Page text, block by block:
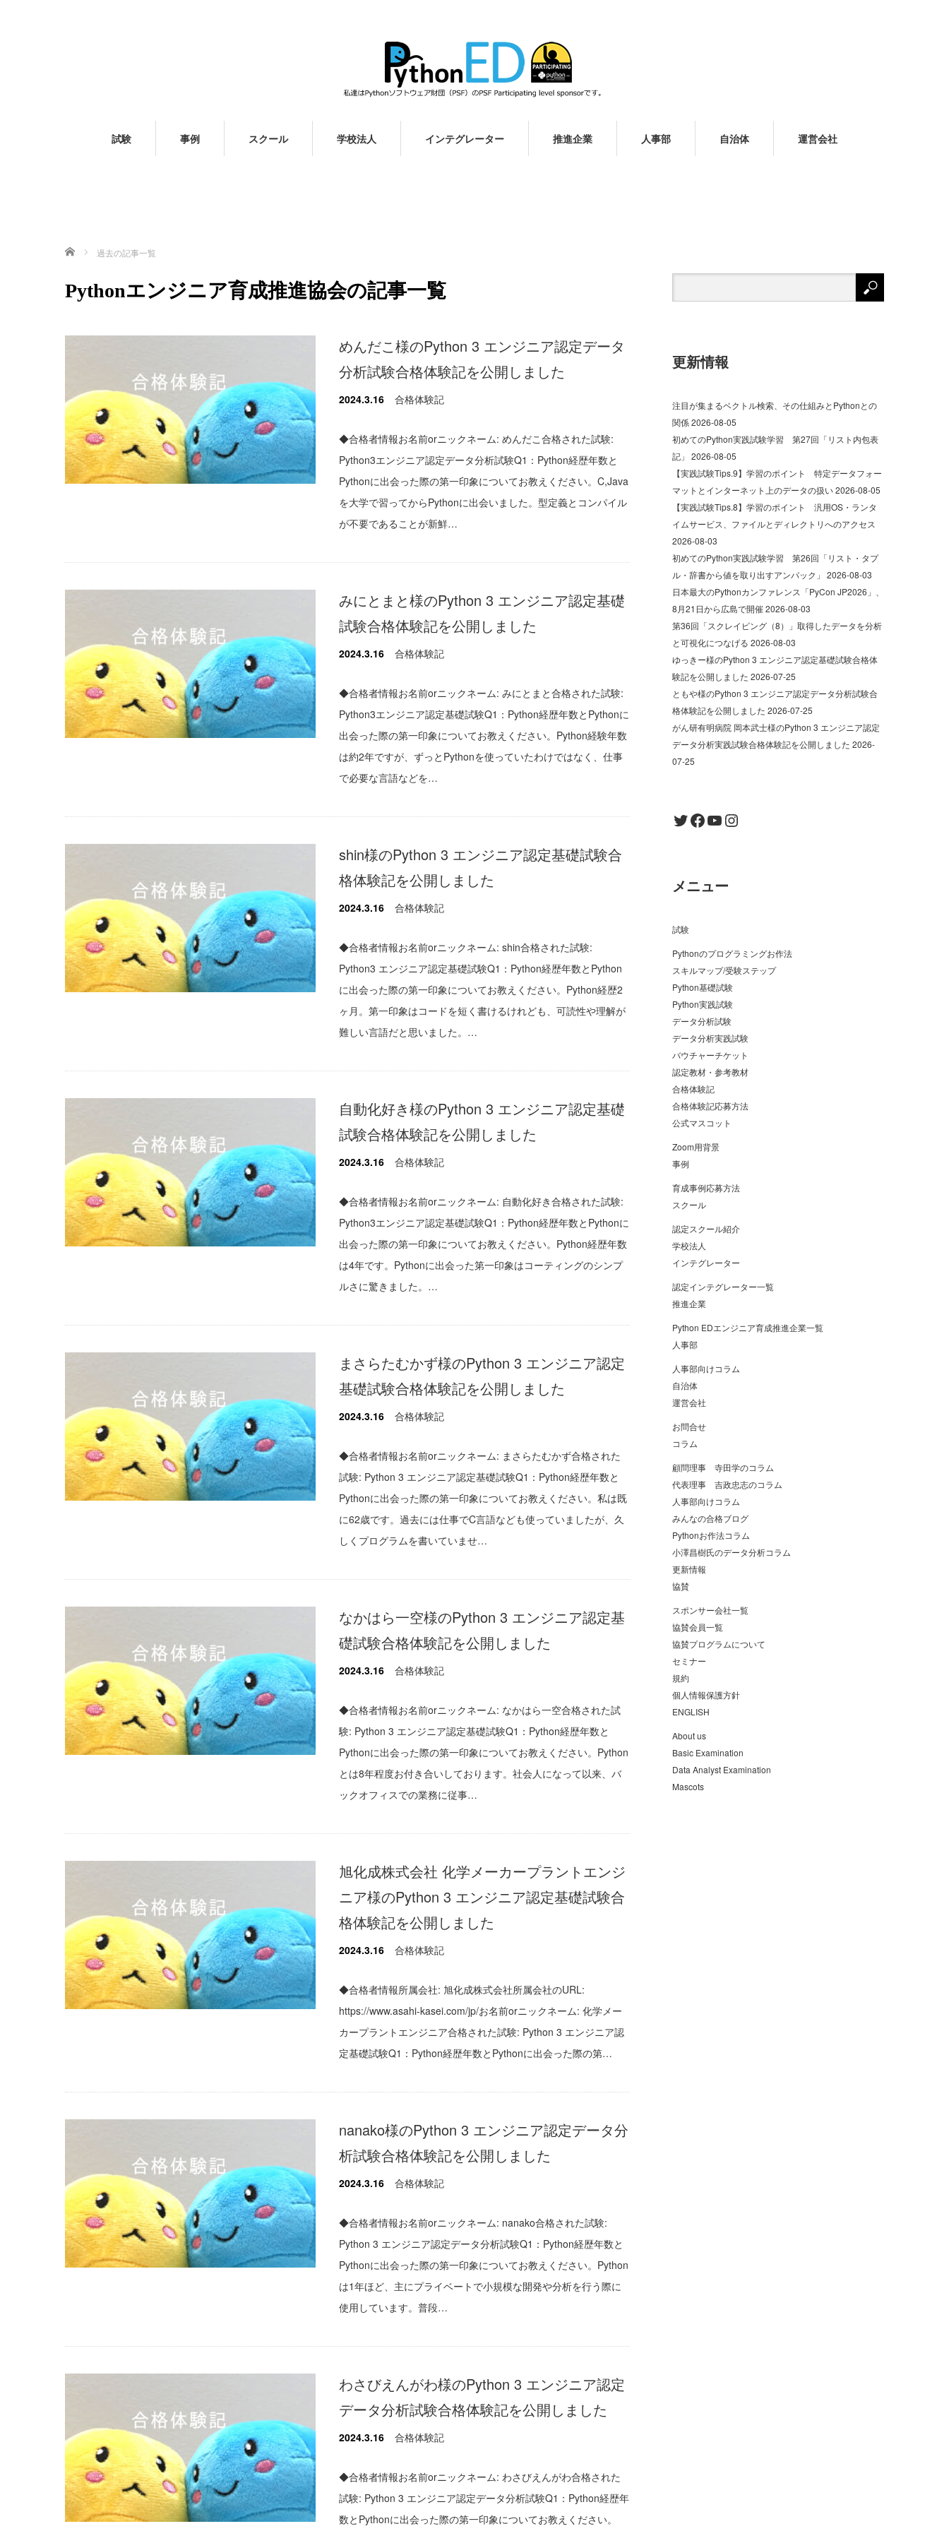
試験 事例 スクール 学校法人 インテグレーター 推進企業 人事部 自治体 運営会社
ホーム 過去の記事一覧
Pythonエンジニア育成推進協会の記事一覧
めんだこ様のPython 3 エンジニア認定データ
分析試験合格体験記を公開しました
2024.3.16 合格体験記
◆合格者情報お名前orニックネーム: めんだこ合格された試験:
Python3エンジニア認定データ分析試験Q1：Python経歴年数と
Pythonに出会った際の第一印象についてお教えください。C,Java
を大学で習ってからPythonに出会いました。型定義とコンパイル
が不要であることが新鮮…
みにとまと様のPython 3 エンジニア認定基礎
試験合格体験記を公開しました
2024.3.16 合格体験記
◆合格者情報お名前orニックネーム: みにとまと合格された試験:
Python3エンジニア認定基礎試験Q1：Python経歴年数とPythonに
出会った際の第一印象についてお教えください。Python経験年数
は約2年ですが、ずっとPythonを使っていたわけではなく、仕事
で必要な言語などを…
shin様のPython 3 エンジニア認定基礎試験合
格体験記を公開しました
2024.3.16 合格体験記
◆合格者情報お名前orニックネーム: shin合格された試験:
Python3 エンジニア認定基礎試験Q1：Python経歴年数とPython
に出会った際の第一印象についてお教えください。Python経歴2
ヶ月。第一印象はコードを短く書けるけれども、可読性や理解が
難しい言語だと思いました。…
自動化好き様のPython 3 エンジニア認定基礎
試験合格体験記を公開しました
2024.3.16 合格体験記
◆合格者情報お名前orニックネーム: 自動化好き合格された試験:
Python3エンジニア認定基礎試験Q1：Python経歴年数とPythonに
出会った際の第一印象についてお教えください。Python経歴年数
は4年です。Pythonに出会った第一印象はコーティングのシンプ
ルさに驚きました。…
まさらたむかず様のPython 3 エンジニア認定
基礎試験合格体験記を公開しました
2024.3.16 合格体験記
◆合格者情報お名前orニックネーム: まさらたむかず合格された
試験: Python 3 エンジニア認定基礎試験Q1：Python経歴年数と
Pythonに出会った際の第一印象についてお教えください。私は既
に62歳です。過去には仕事でC言語なども使っていましたが、久
しくプログラムを書いていませ…
なかはら一空様のPython 3 エンジニア認定基
礎試験合格体験記を公開しました
2024.3.16 合格体験記
◆合格者情報お名前orニックネーム: なかはら一空合格された試
験: Python 3 エンジニア認定基礎試験Q1：Python経歴年数と
Pythonに出会った際の第一印象についてお教えください。Python
とは8年程度お付き合いしております。社会人になって以来、バ
ックオフィスでの業務に従事…
旭化成株式会社 化学メーカープラントエンジ
ニア様のPython 3 エンジニア認定基礎試験合
格体験記を公開しました
2024.3.16 合格体験記
◆合格者情報所属会社: 旭化成株式会社所属会社のURL:
https://www.asahi-kasei.com/jp/お名前orニックネーム: 化学メー
カープラントエンジニア合格された試験: Python 3 エンジニア認
定基礎試験Q1：Python経歴年数とPythonに出会った際の第…
nanako様のPython 3 エンジニア認定データ分
析試験合格体験記を公開しました
2024.3.16 合格体験記
◆合格者情報お名前orニックネーム: nanako合格された試験:
Python 3 エンジニア認定データ分析試験Q1：Python経歴年数と
Pythonに出会った際の第一印象についてお教えください。Python
は1年ほど、主にプライベートで小規模な開発や分析を行う際に
使用しています。普段…
わさびえんがわ様のPython 3 エンジニア認定
データ分析試験合格体験記を公開しました
2024.3.16 合格体験記
◆合格者情報お名前orニックネーム: わさびえんがわ合格された
試験: Python 3 エンジニア認定データ分析試験Q1：Python経歴年
数とPythonに出会った際の第一印象についてお教えください。
更新情報
注目が集まるベクトル検索、その仕組みとPythonとの
関係2026-08-05
初めてのPython実践試験学習 第27回「リスト内包表
記」 2026-08-05
【実践試験Tips.9】学習のポイント 特定データフォー
マットとインターネット上のデータの扱い2026-08-05
【実践試験Tips.8】学習のポイント 汎用OS・ランタ
イムサービス、ファイルとディレクトリへのアクセス
2026-08-03
初めてのPython実践試験学習 第26回「リスト・タプ
ル・辞書から値を取り出すアンパック」 2026-08-03
日本最大のPythonカンファレンス「PyCon JP2026」、
8月21日から広島で開催2026-08-03
第36回「スクレイピング（8）」取得したデータを分析
と可視化につなげる 2026-08-03
ゆっきー様のPython 3 エンジニア認定基礎試験合格体
験記を公開しました 2026-07-25
ともや様のPython 3 エンジニア認定データ分析試験合
格体験記を公開しました 2026-07-25
がん研有明病院 岡本武士様のPython 3 エンジニア認定
データ分析実践試験合格体験記を公開しました 2026-
07-25
Twitter
Facebook
YouTube
Instagram
メニュー
試験
Pythonのプログラミングお作法
スキルマップ/受験ステップ
Python基礎試験
Python実践試験
データ分析試験
データ分析実践試験
バウチャーチケット
認定教材・参考教材
合格体験記
合格体験記応募方法
公式マスコット
Zoom用背景
事例
育成事例応募方法
スクール
認定スクール紹介
学校法人
インテグレーター
認定インテグレーター一覧
推進企業
Python EDエンジニア育成推進企業一覧
人事部
人事部向けコラム
自治体
運営会社
お問合せ
コラム
顧問理事 寺田学のコラム
代表理事 吉政忠志のコラム
人事部向けコラム
みんなの合格ブログ
Pythonお作法コラム
小澤昌樹氏のデータ分析コラム
更新情報
協賛
スポンサー会社一覧
協賛会員一覧
協賛プログラムについて
セミナー
規約
個人情報保護方針
ENGLISH
About us
Basic Examination
Data Analyst Examination
Mascots